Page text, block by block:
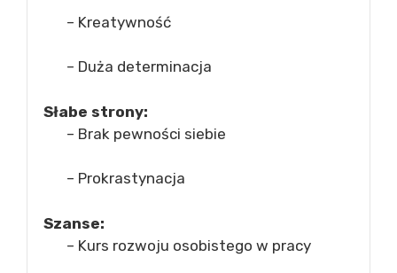
– Kreatywność
– Duża determinacja
Słabe strony:
– Brak pewności siebie
– Prokrastynacja
Szanse:
– Kurs rozwoju osobistego w pracy